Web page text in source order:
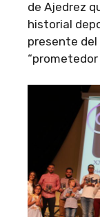
de Ajedrez
historial
presente del